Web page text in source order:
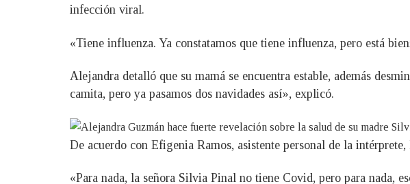
infección viral.
«Tiene influenza. Ya constatamos que tiene influenza, pero está
Alejandra detalló que su mamá se encuentra estable, además
camita, pero ya pasamos dos navidades así», explicó.
De acuerdo con Efigenia Ramos, asistente personal de la
«Para nada, la señora Silvia Pinal no tiene Covid, pero para nada,